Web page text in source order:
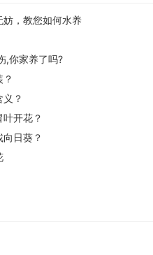
，教您如何水养
,你家养了吗?
？
开花？
日葵？